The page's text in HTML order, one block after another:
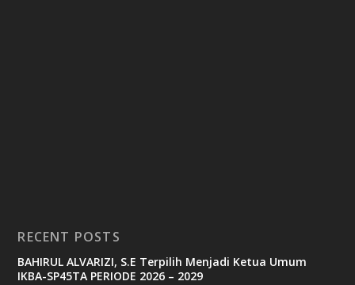
RECENT POSTS
BAHIRUL ALVARIZI, S.E Terpilih Menjadi Ketua Umum
IKBA-SP45TA PERIODE 2026 – 2029